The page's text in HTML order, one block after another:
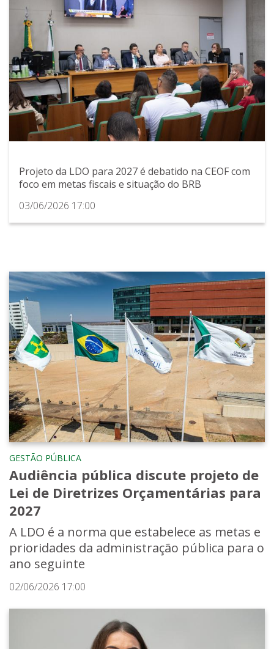
Projeto da LDO para 2027 é debatido na CEOF com
foco em metas fiscais e situação do BRB
03/06/2026 17:00
GESTÃO PÚBLICA
Audiência pública discute projeto de
Lei de Diretrizes Orçamentárias para
2027
A LDO é a norma que estabelece as metas e
prioridades da administração pública para o
ano seguinte
02/06/2026 17:00